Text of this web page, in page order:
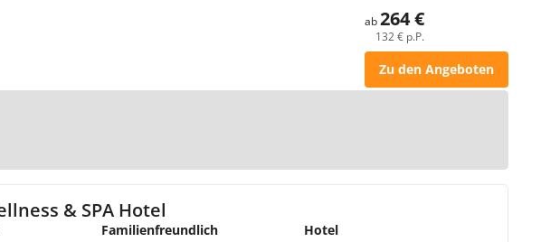
ab264 €
132 € p.P.
Zu den Angeboten
& SPA Hotel
Familienfreundlich Hotel